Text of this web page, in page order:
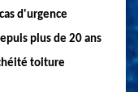
d'urgence
plus de 20 ans
toiture